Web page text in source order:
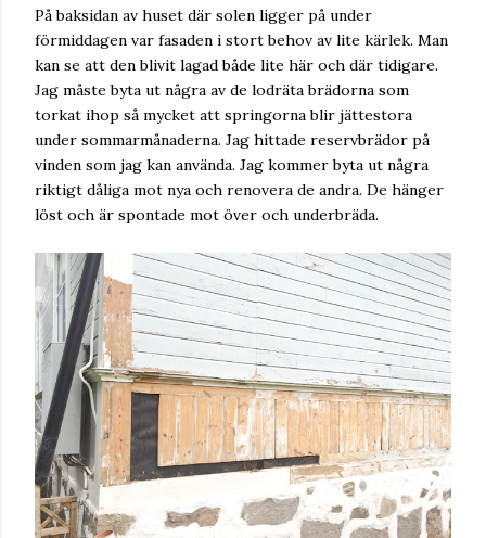
På baksidan av huset där solen ligger på under
förmiddagen var fasaden i stort behov av lite kärlek. Man
kan se att den blivit lagad både lite här och där tidigare.
Jag måste byta ut några av de lodräta brädorna som
torkat ihop så mycket att springorna blir jättestora
under sommarmånaderna. Jag hittade reservbrädor på
vinden som jag kan använda. Jag kommer byta ut några
riktigt dåliga mot nya och renovera de andra. De hänger
löst och är spontade mot över och underbräda.